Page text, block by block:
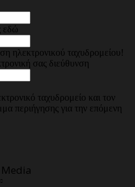
εδώ
ηλεκτρονικού ταχυδρομείου!
σας διεύθυνση
ταχυδρομείο και τον
περιήγησης για την επόμενη